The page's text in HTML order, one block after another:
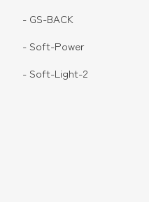
- GS-BACK
- Soft-Power
- Soft-Light-2